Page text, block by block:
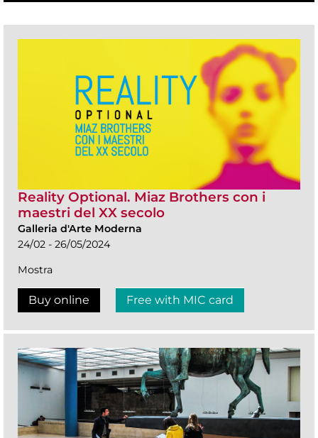
Reality Optional. Miaz Brothers con i
maestri del XX secolo
Galleria d'Arte Moderna
24/02 - 26/05/2024
Mostra
Buy online Free with MIC card